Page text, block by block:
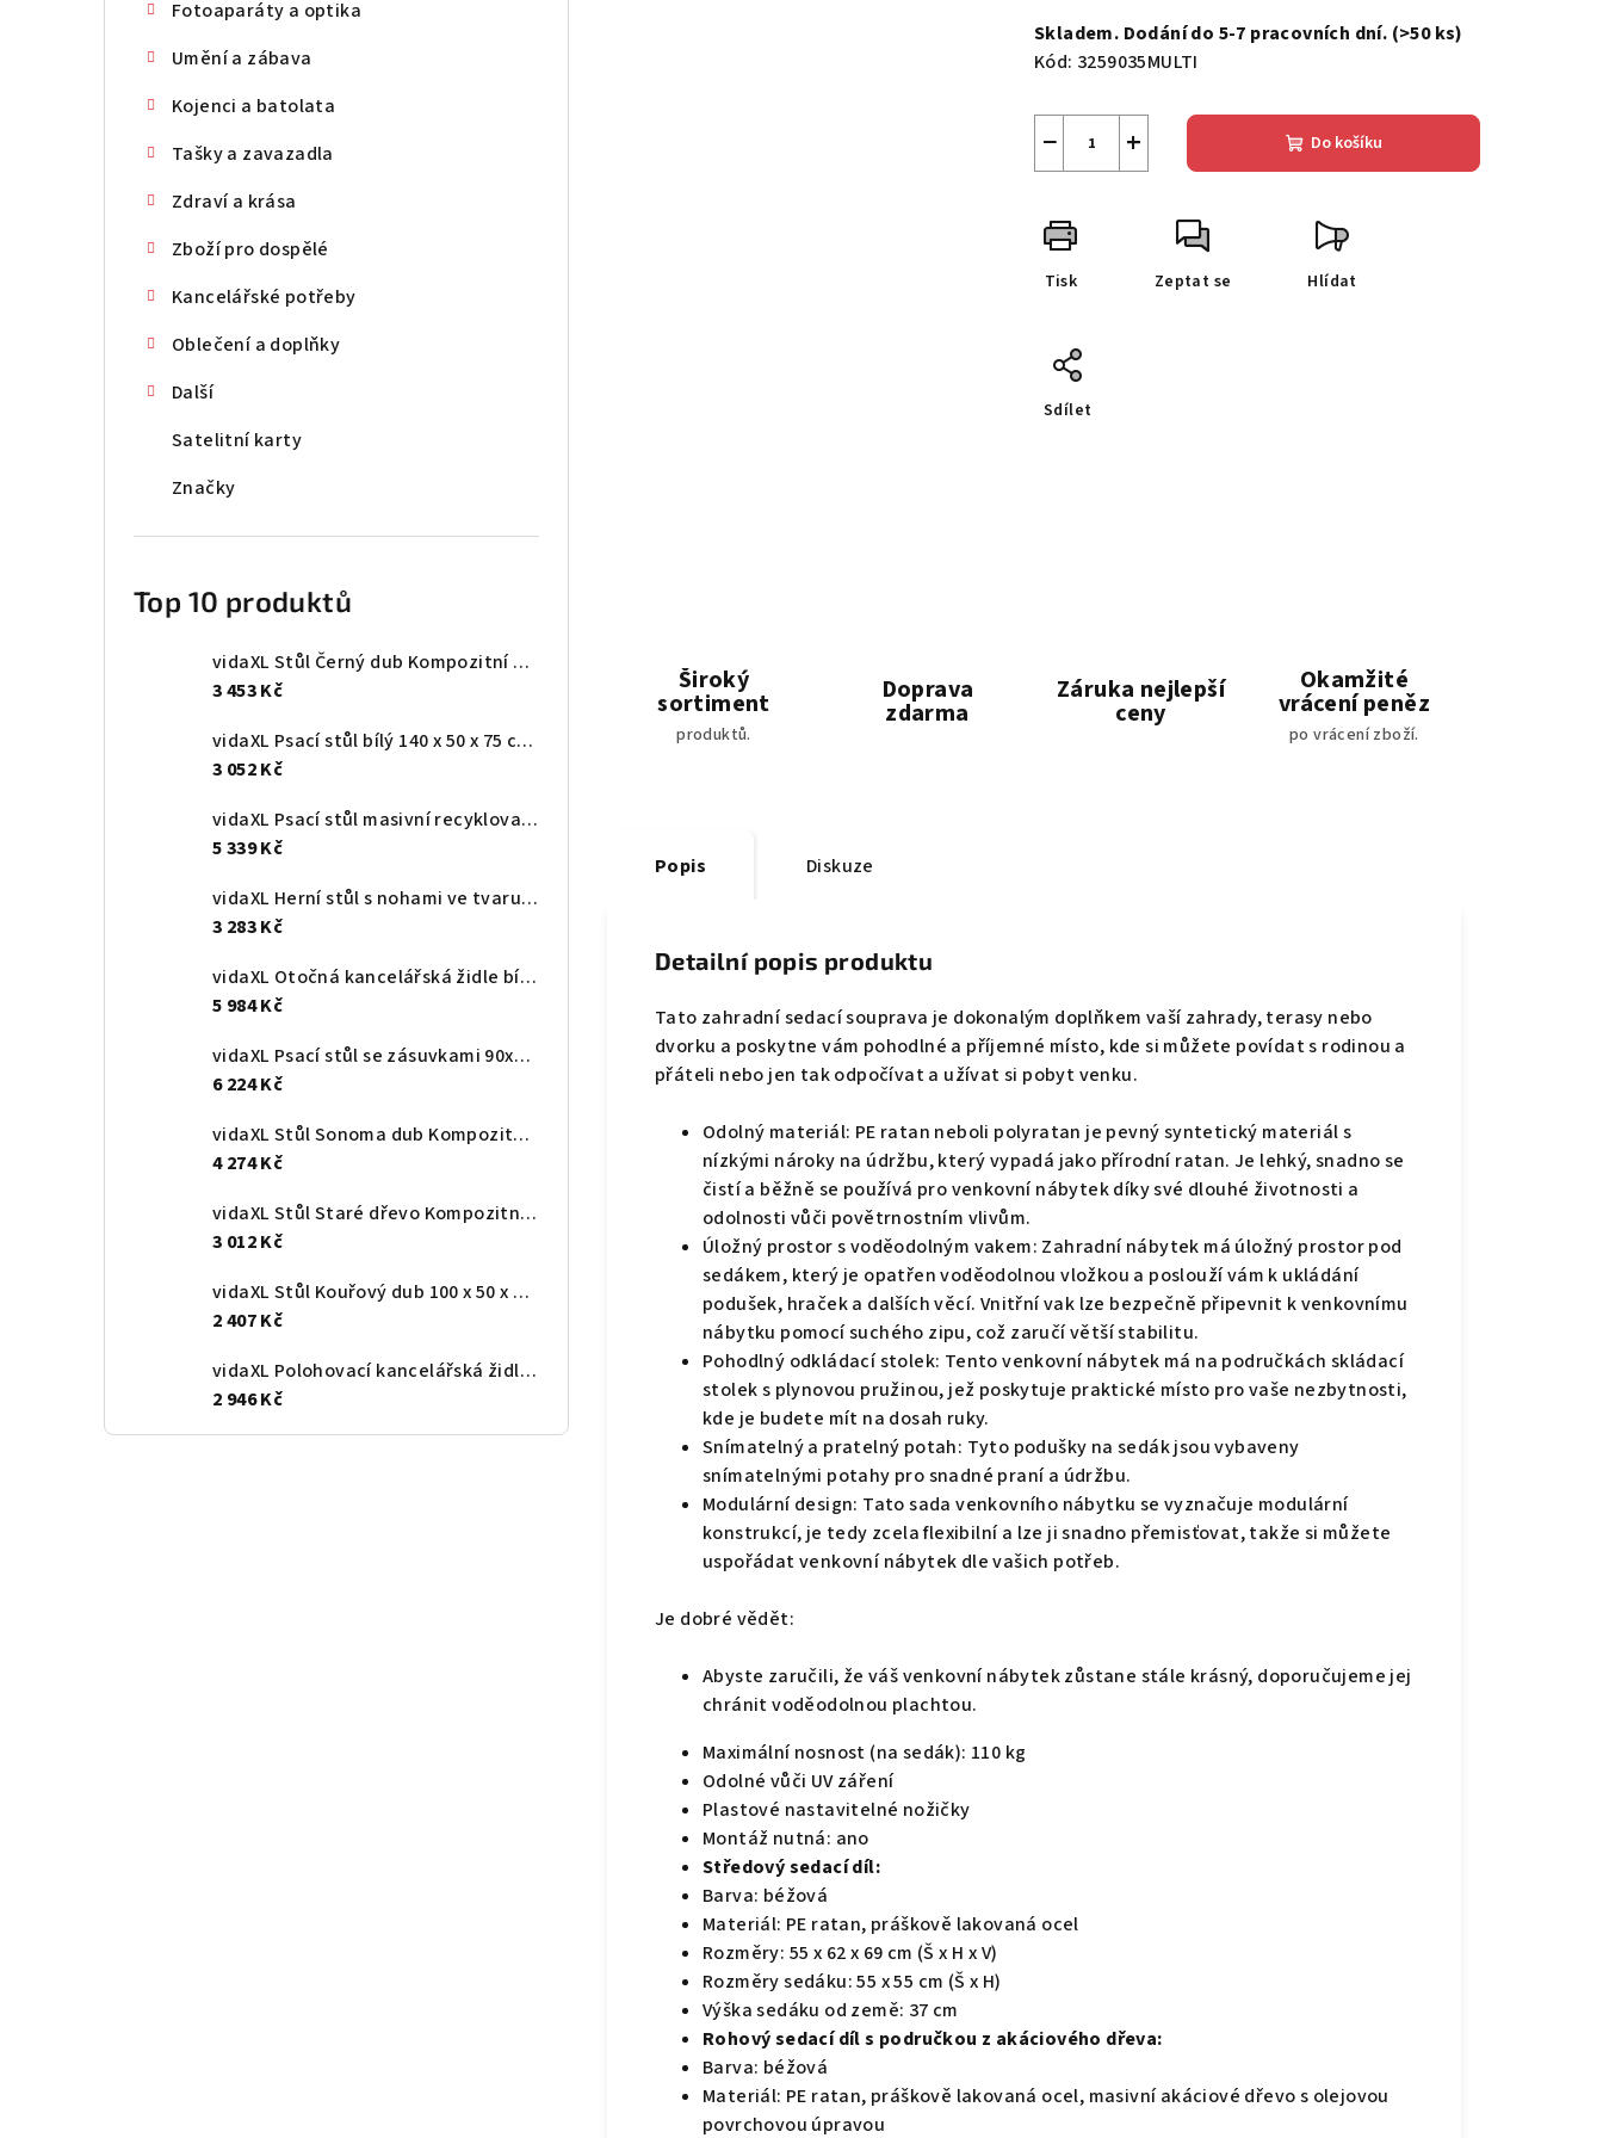
Fotoaparáty a optika
Umění a zábava
Kojenci a batolata
Tašky a zavazadla
Zdraví a krása
Zboží pro dospělé
Kancelářské potřeby
Oblečení a doplňky
Další
Satelitní karty
Značky
Top 10 produktů
vidaXL Stůl Černý dub Kompozitní dřevo 131,5 x 50 x 106,5 cm
3 453 Kč
vidaXL Psací stůl bílý 140 x 50 x 75 cm kompozitní dřevo
3 052 Kč
vidaXL Psací stůl masivní recyklovaný teak 110 x 50 x 76 cm
5 339 Kč
vidaXL Herní stůl s nohami ve tvaru ZZ černý 110 x 60 x 75 cm
3 283 Kč
vidaXL Otočná kancelářská židle bílá umělá kůže ohýbané dřevo
5 984 Kč
vidaXL Psací stůl se zásuvkami 90x50x101 cm masivní mahagonové dřevo
6 224 Kč
vidaXL Stůl Sonoma dub Kompozitní dřevo 182 x 101 x 87,5 cm
4 274 Kč
vidaXL Stůl Staré dřevo Kompozitní dřevo 113 x 54 x 120 cm
3 012 Kč
vidaXL Stůl Kouřový dub 100 x 50 x 86,5 cm Kompozitní dřevo
2 407 Kč
vidaXL Polohovací kancelářská židle světle šedá samet
2 946 Kč
cena:
Skladem. Dodání do 5-7 pracovních dní. (>50 ks)
Kód: 3259035MULTI
+
− Do košíku
Tisk Zeptat se Hlídat
Sdílet
Široký
sortiment
produktů.
Doprava
zdarma
Záruka nejlepší
ceny
Okamžité
vrácení peněz
po vrácení zboží.
Popis Diskuze
Detailní popis produktu
Tato zahradní sedací souprava je dokonalým doplňkem vaší zahrady, terasy nebo
dvorku a poskytne vám pohodlné a příjemné místo, kde si můžete povídat s rodinou a
přáteli nebo jen tak odpočívat a užívat si pobyt venku.
Odolný materiál: PE ratan neboli polyratan je pevný syntetický materiál s
nízkými nároky na údržbu, který vypadá jako přírodní ratan. Je lehký, snadno se
čistí a běžně se používá pro venkovní nábytek díky své dlouhé životnosti a
odolnosti vůči povětrnostním vlivům.
Úložný prostor s voděodolným vakem: Zahradní nábytek má úložný prostor pod
sedákem, který je opatřen voděodolnou vložkou a poslouží vám k ukládání
podušek, hraček a dalších věcí. Vnitřní vak lze bezpečně připevnit k venkovnímu
nábytku pomocí suchého zipu, což zaručí větší stabilitu.
Pohodlný odkládací stolek: Tento venkovní nábytek má na područkách skládací
stolek s plynovou pružinou, jež poskytuje praktické místo pro vaše nezbytnosti,
kde je budete mít na dosah ruky.
Snímatelný a pratelný potah: Tyto podušky na sedák jsou vybaveny
snímatelnými potahy pro snadné praní a údržbu.
Modulární design: Tato sada venkovního nábytku se vyznačuje modulární
konstrukcí, je tedy zcela flexibilní a lze ji snadno přemisťovat, takže si můžete
uspořádat venkovní nábytek dle vašich potřeb.
Je dobré vědět:
Abyste zaručili, že váš venkovní nábytek zůstane stále krásný, doporučujeme jej
chránit voděodolnou plachtou.
Maximální nosnost (na sedák): 110 kg
Odolné vůči UV záření
Plastové nastavitelné nožičky
Montáž nutná: ano
Středový sedací díl:
Barva: béžová
Materiál: PE ratan, práškově lakovaná ocel
Rozměry: 55 x 62 x 69 cm (Š x H x V)
Rozměry sedáku: 55 x 55 cm (Š x H)
Výška sedáku od země: 37 cm
Rohový sedací díl s područkou z akáciového dřeva:
Barva: béžová
Materiál: PE ratan, práškově lakovaná ocel, masivní akáciové dřevo s olejovou
povrchovou úpravou